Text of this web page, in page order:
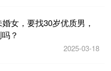
女，要找30岁优质男，
？
2025-03-18